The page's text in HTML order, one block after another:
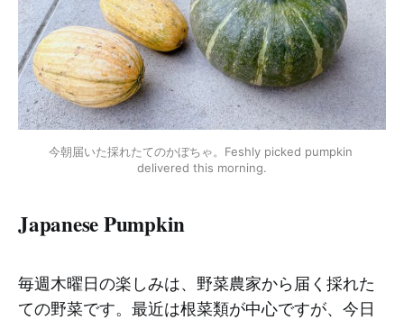
今朝届いた採れたてのかぼちゃ。Feshly picked pumpkin
delivered this morning.
Japanese Pumpkin
毎週木曜日の楽しみは、野菜農家から届く採れた
ての野菜です。最近は根菜類が中心ですが、今日